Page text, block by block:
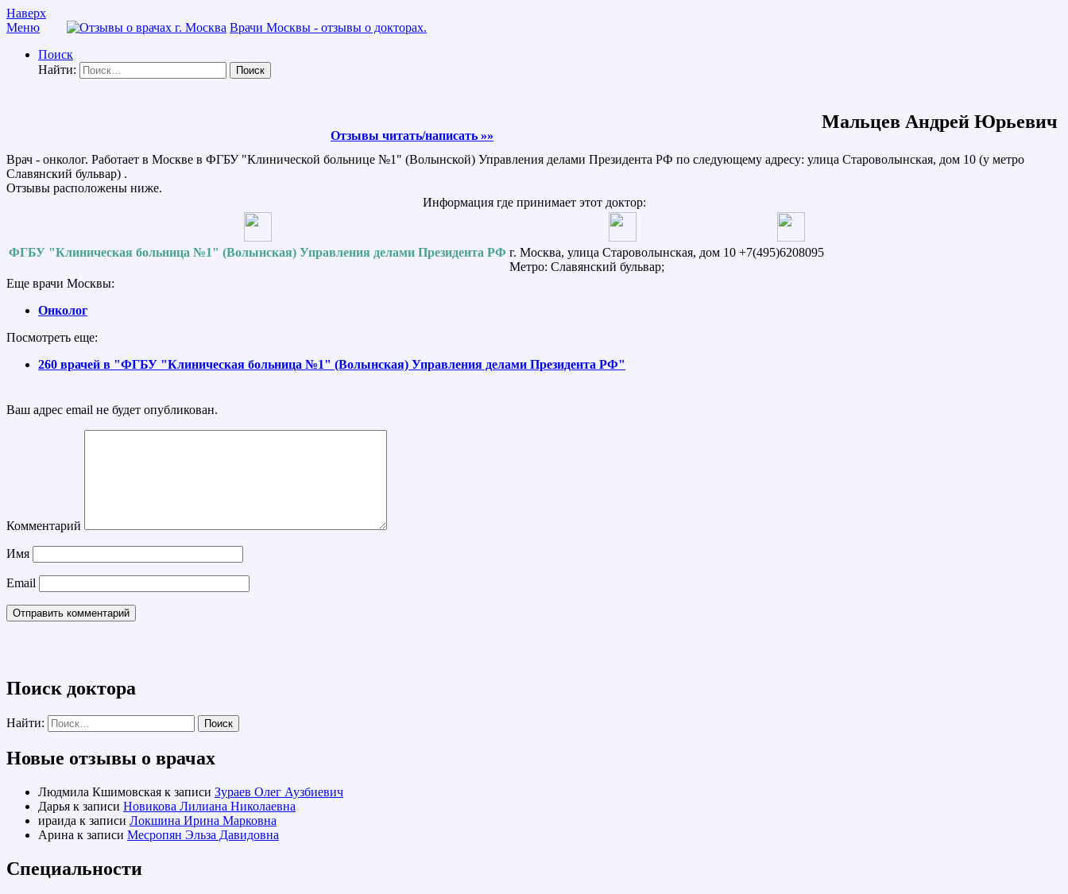
Наверх
Меню
Врачи Москвы - отзывы о докторах.
Поиск
Найти:
Отзывы читать/написать »»
Мальцев Андрей Юрьевич
Врач - онколог. Работает в Москве в ФГБУ "Клинической больнице №1" (Волынской) Управления делами Президента РФ по следующему адресу: улица Староволынская, дом 10 (у метро
Славянский бульвар) .
Отзывы расположены ниже.
Информация где принимает этот доктор:
ФГБУ "Клиническая больница №1" (Волынская) Управления делами Президента РФ г. Москва, улица Староволынская, дом 10
Метро: Славянский бульвар;
+7(495)6208095
Еще врачи Москвы:
Онколог
Посмотреть еще:
260 врачей в "ФГБУ "Клиническая больница №1" (Волынская) Управления делами Президента РФ"
Ваш адрес email не будет опубликован.
Комментарий
Имя
Email
Поиск доктора
Найти:
Новые отзывы о врачах
Людмила Кшимовская к записи Зураев Олег Аузбиевич
Дарья к записи Новикова Лилиана Николаевна
ираида к записи Локшина Ирина Марковна
Арина к записи Месропян Эльза Давидовна
Специальности